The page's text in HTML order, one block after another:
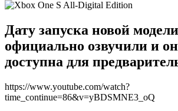
Дату запуска новой
официально озвучили и
доступна для
https://www.youtube.com/watch?
time_continue=86&v=yBDSMNE3_oQ